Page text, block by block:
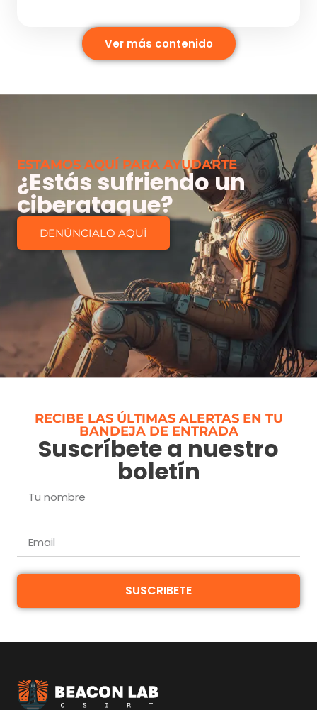
Ver más contenido
ESTAMOS AQUÍ PARA AYUDARTE
¿Estás sufriendo un
ciberataque?
DENÚNCIALO AQUÍ
RECIBE LAS ÚLTIMAS ALERTAS EN TU
BANDEJA DE ENTRADA
Suscríbete a nuestro
boletín
SUSCRIBETE